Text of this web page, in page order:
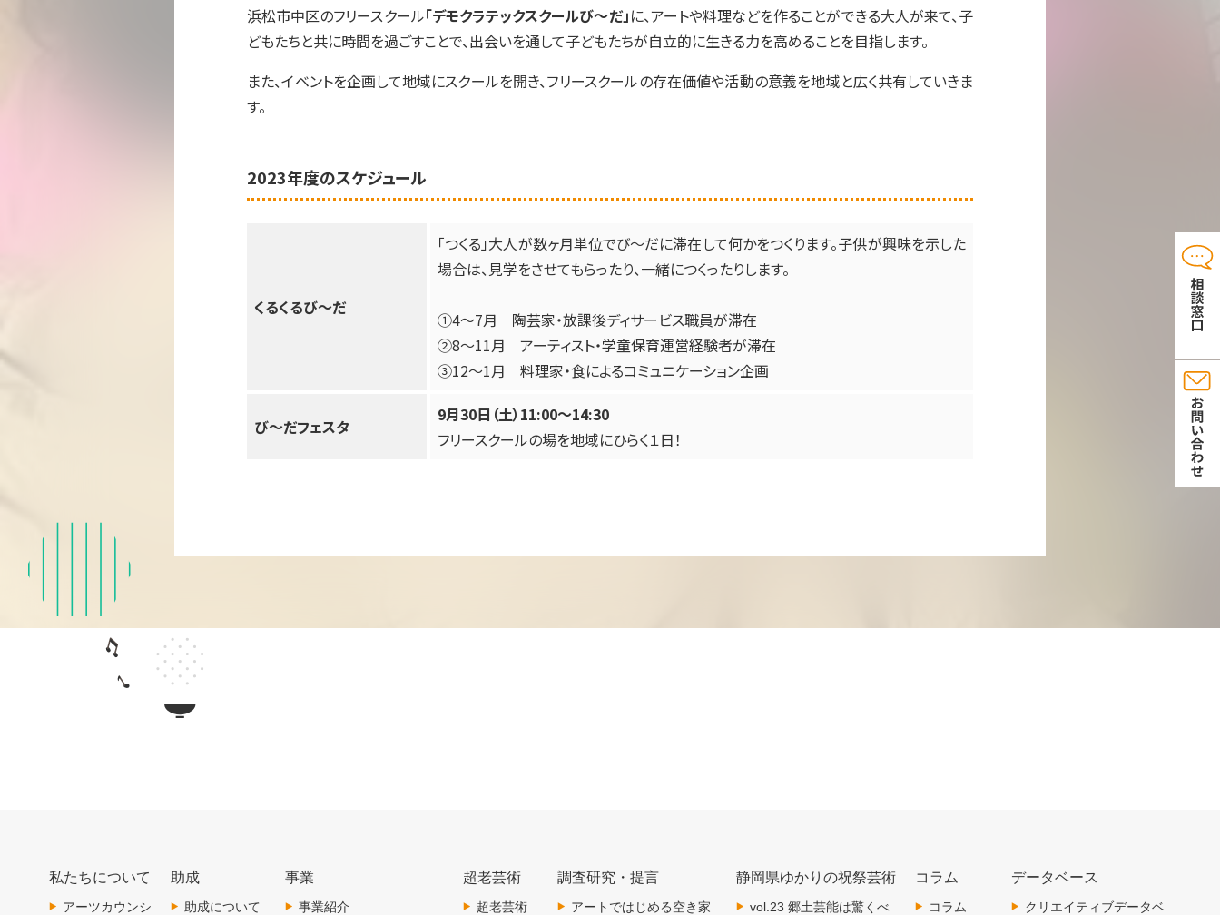
浜松市中区のフリースクール「デモクラテックスクールび〜だ」に、アートや料理などを作ることができる大人が来て、子
どもたちと共に時間を過ごすことで、出会いを通して子どもたちが自立的に生きる力を高めることを目指します。
また、イベントを企画して地域にスクールを開き、フリースクールの存在価値や活動の意義を地域と広く共有していきま
す。
2023年度のスケジュール
くるくるび～だ
「つくる」大人が数ヶ月単位でび〜だに滞在して何かをつくります。子供が興味を示した
場合は、見学をさせてもらったり、一緒につくったりします。
➀4〜7月 陶芸家・放課後ディサービス職員が滞在
②8〜11月 アーティスト・学童保育運営経験者が滞在
③12〜1月 料理家・食によるコミュニケーション企画
び〜だフェスタ
9月30日（土）11:00～14:30
フリースクールの場を地域にひらく１日！
私たちについて
アーツカウンシ
助成
助成について
事業
事業紹介
超老芸術
超老芸術
調査研究・提言
アートではじめる空き家
静岡県ゆかりの祝祭芸術
vol.23 郷土芸能は驚くべ
コラム
コラム
データベース
クリエイティブデータベ